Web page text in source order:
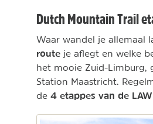
Dutch Mountain Trail
Waar wandel je allemaal
route je aflegt en welke
het mooie Zuid-Limburg,
Station Maastricht.
de 4 etappes van de LAW